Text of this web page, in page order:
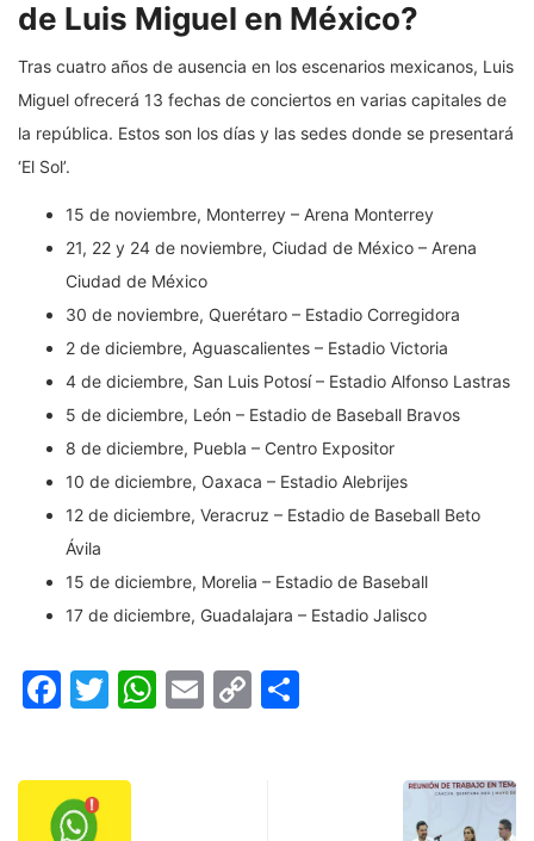
de Luis Miguel en México?
Tras cuatro años de ausencia en los escenarios mexicanos, Luis
Miguel ofrecerá 13 fechas de conciertos en varias capitales de
la república. Estos son los días y las sedes donde se presentará
‘El Sol’.
15 de noviembre, Monterrey – Arena Monterrey
21, 22 y 24 de noviembre, Ciudad de México – Arena
Ciudad de México
30 de noviembre, Querétaro – Estadio Corregidora
2 de diciembre, Aguascalientes – Estadio Victoria
4 de diciembre, San Luis Potosí – Estadio Alfonso Lastras
5 de diciembre, León – Estadio de Baseball Bravos
8 de diciembre, Puebla – Centro Expositor
10 de diciembre, Oaxaca – Estadio Alebrijes
12 de diciembre, Veracruz – Estadio de Baseball Beto
Ávila
15 de diciembre, Morelia – Estadio de Baseball
17 de diciembre, Guadalajara – Estadio Jalisco
Facebook
Twitter
WhatsApp
Email
Copy